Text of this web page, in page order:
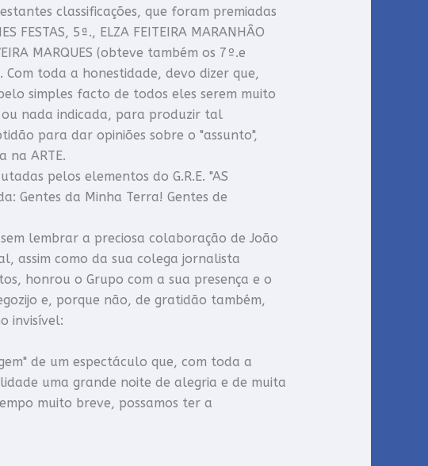
classificações, que foram premiadas
FESTAS, 5ª., ELZA FEITEIRA MARANHÂO
MARQUES (obteve também os 7º.e
Com toda a honestidade, devo dizer que,
simples facto de todos eles serem muito
nada indicada, para produzir tal
para dar opiniões sobre o "assunto",
na ARTE.
pelos elementos do G.R.E. "AS
Gentes da Minha Terra! Gentes de
lembrar a preciosa colaboração de João
assim como da sua colega jornalista
honrou o Grupo com a sua presença e o
e, porque não, de gratidão também,
invisível:
de um espectáculo que, com toda a
uma grande noite de alegria e de muita
muito breve, possamos ter a